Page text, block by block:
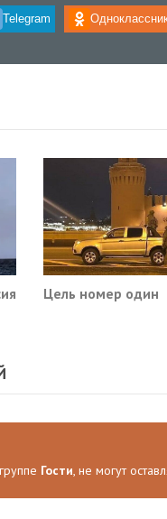
Telegram
Цель номер один
Гости, не могут